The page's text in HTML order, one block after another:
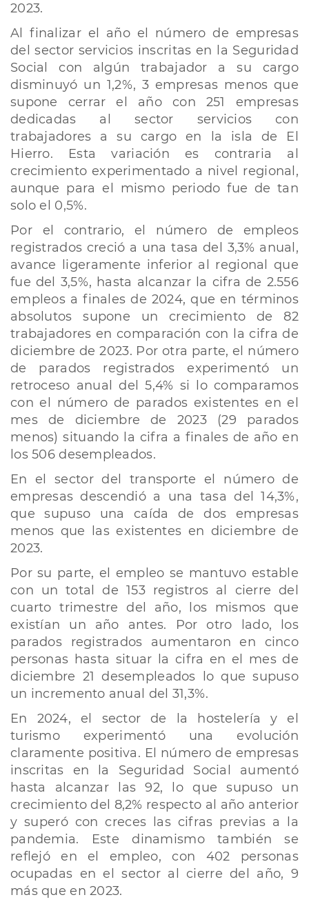
2023.
Al finalizar el año el número de empresas
del sector servicios inscritas en la Seguridad
Social con algún trabajador a su cargo
disminuyó un 1,2%, 3 empresas menos que
supone cerrar el año con 251 empresas
dedicadas al sector servicios con
trabajadores a su cargo en la isla de El
Hierro. Esta variación es contraria al
crecimiento experimentado a nivel regional,
aunque para el mismo periodo fue de tan
solo el 0,5%.
Por el contrario, el número de empleos
registrados creció a una tasa del 3,3% anual,
avance ligeramente inferior al regional que
fue del 3,5%, hasta alcanzar la cifra de 2.556
empleos a finales de 2024, que en términos
absolutos supone un crecimiento de 82
trabajadores en comparación con la cifra de
diciembre de 2023. Por otra parte, el número
de parados registrados experimentó un
retroceso anual del 5,4% si lo comparamos
con el número de parados existentes en el
mes de diciembre de 2023 (29 parados
menos) situando la cifra a finales de año en
los 506 desempleados.
En el sector del transporte el número de
empresas descendió a una tasa del 14,3%,
que supuso una caída de dos empresas
menos que las existentes en diciembre de
2023.
Por su parte, el empleo se mantuvo estable
con un total de 153 registros al cierre del
cuarto trimestre del año, los mismos que
existían un año antes. Por otro lado, los
parados registrados aumentaron en cinco
personas hasta situar la cifra en el mes de
diciembre 21 desempleados lo que supuso
un incremento anual del 31,3%.
En 2024, el sector de la hostelería y el
turismo experimentó una evolución
claramente positiva. El número de empresas
inscritas en la Seguridad Social aumentó
hasta alcanzar las 92, lo que supuso un
crecimiento del 8,2% respecto al año anterior
y superó con creces las cifras previas a la
pandemia. Este dinamismo también se
reflejó en el empleo, con 402 personas
ocupadas en el sector al cierre del año, 9
más que en 2023.